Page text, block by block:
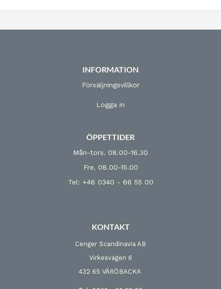
INFORMATION
Försäljningsvillkor
Logga in
ÖPPETTIDER
Mån-tors. 08.00-16.30
Fre. 08.00-15.00
Tel: +46 0340 - 66 55 00
KONTAKT
Cenger Scandinavia AB
Virkesvägen 6
432 65 VÄRÖBACKA